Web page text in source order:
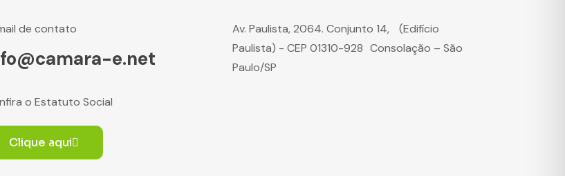
de contato
e.net
o Estatuto Social
Clique aqui
Av. Paulista, 2064. Conjunto 14, (Edifício
Paulista) - CEP 01310-928 Consolação – São
Paulo/SP